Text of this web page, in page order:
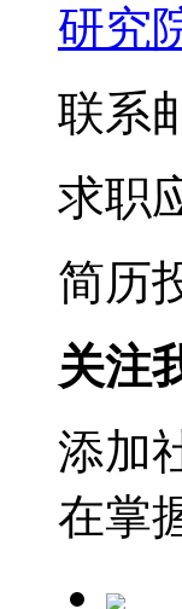
研究
联系
求职
简历
关注
添加
在掌